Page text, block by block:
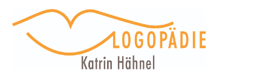
Inhalt
springen